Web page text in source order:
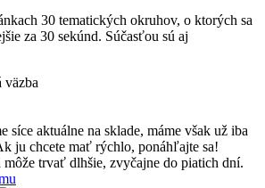
30 tematických okruhov, o ktorých sa
za 30 sekúnd. Súčasťou sú aj
väzba
síce aktuálne na sklade, máme však už iba
ju chcete mať rýchlo, ponáhľajte sa!
trvať dlhšie, zvyčajne do piatich dní.